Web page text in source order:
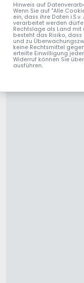
Hinweis auf
Wenn Sie auf "Alle
ein, dass ihre Daten i.S.v.
verarbeitet werden
Rechtslage als Land mit
besteht das Risiko,
und zu
keine Rechtsmittel
erteilte Einwilligung
Widerruf können Sie
ausführen.